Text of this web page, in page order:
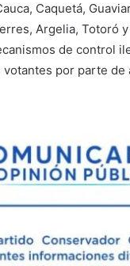
Caquetá,
Argelia, Totoró
de control
votantes por parte